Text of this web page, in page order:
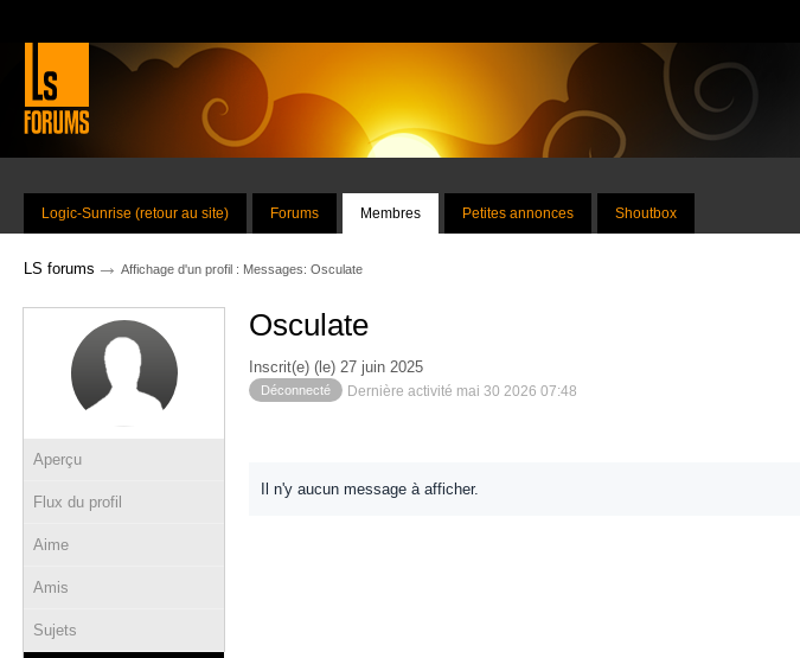
Logic-Sunrise (retour au site) Forums Membres Petites annonces Shoutbox
LS forums → Affichage d'un profil : Messages: Osculate
Aperçu
Flux du profil
Aime
Amis
Sujets
Osculate
Inscrit(e) (le) 27 juin 2025
Déconnecté Dernière activité mai 30 2026 07:48
Il n'y aucun message à afficher.